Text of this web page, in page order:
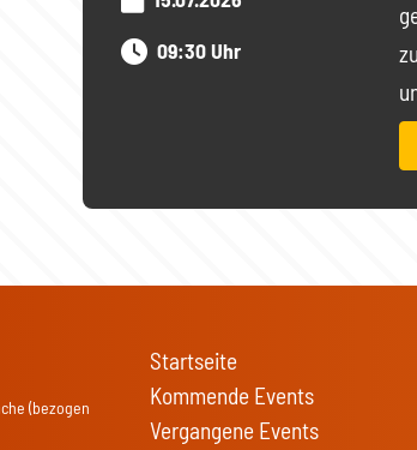
09:30 Uhr
(bezogen
Startseite
Kommende Events
Vergangene Events